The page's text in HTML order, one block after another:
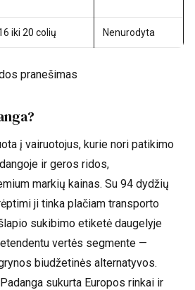
iki 20 colių Nenurodyta
pranešimas
į vairuotojus, kurie nori patikimo
ir geros ridos,
markių kainas. Su 94 dydžių
ji tinka plačiam transporto
sukibimo etiketė daugelyje
vertės segmente —
biudžetinės alternatyvos.
sukurta Europos rinkai ir